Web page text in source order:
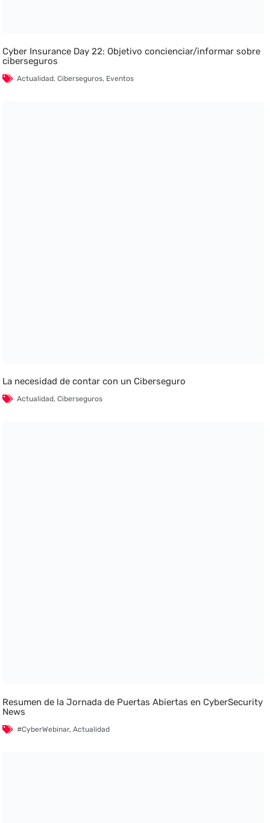
Cyber Insurance Day 22: Objetivo concienciar/informar sobre
ciberseguros
Actualidad,Ciberseguros, Eventos
La necesidad de contar con un Ciberseguro
Actualidad,Ciberseguros
Resumen de la Jornada de Puertas Abiertas en CyberSecurity
News
#CyberWebinar,Actualidad